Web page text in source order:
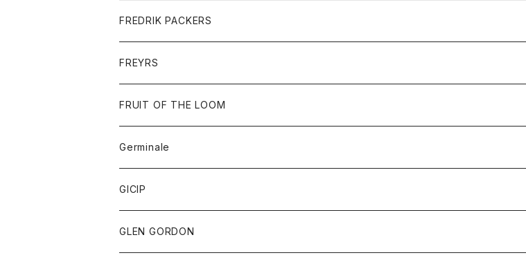
Tシャツ
ボトム
グッズ
靴
FREDRIK PACKERS
アクセサリー
バッグ
FREYRS
サングラス
FRUIT OF THE LOOM
アウター
パーカー
グッズ
ネクタイ
トップス
Germinale
靴
サンダル
GICIP
トップス
GLEN GORDON